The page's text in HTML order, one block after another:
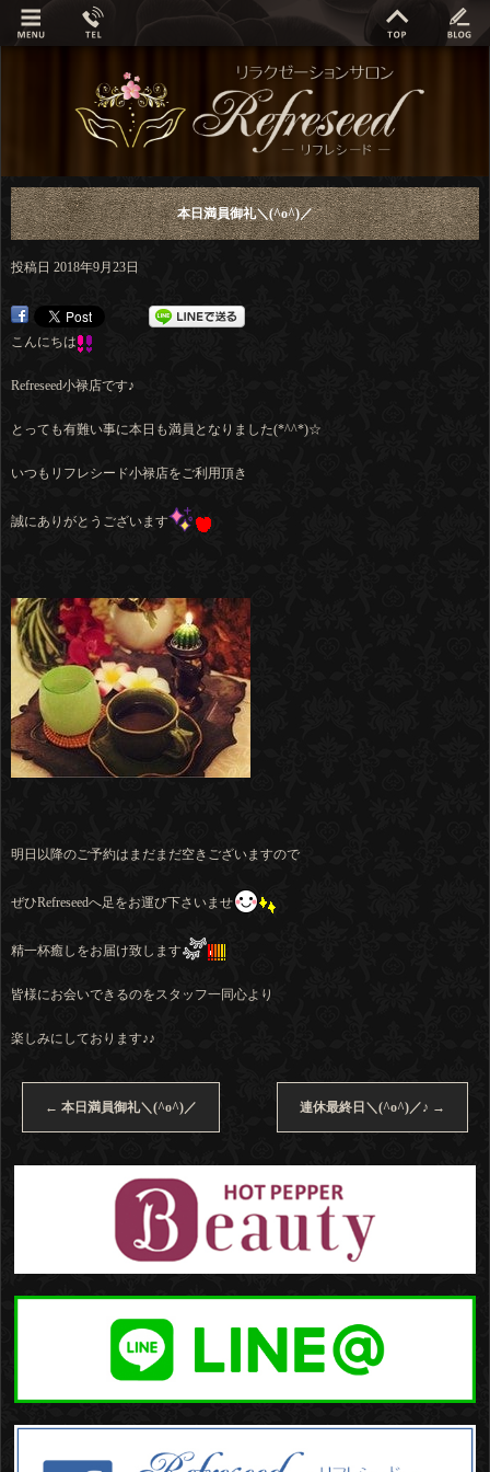
本日満員御礼＼(^o^)／
投稿日 2018年9月23日
こんにちは
Refreseed小禄店です♪
とっても有難い事に本日も満員となりました(*^^*)☆
いつもリフレシード小禄店をご利用頂き
誠にありがとうございます
明日以降のご予約はまだまだ空きございますので
ぜひRefreseedへ足をお運び下さいませ
精一杯癒しをお届け致します
皆様にお会いできるのをスタッフ一同心より
楽しみにしております♪♪
← 本日満員御礼＼(^o^)／ 連休最終日＼(^o^)／♪ →